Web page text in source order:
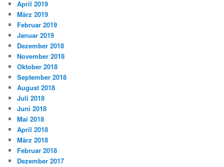
April 2019
März 2019
Februar 2019
Januar 2019
Dezember 2018
November 2018
Oktober 2018
September 2018
August 2018
Juli 2018
Juni 2018
Mai 2018
April 2018
März 2018
Februar 2018
Dezember 2017